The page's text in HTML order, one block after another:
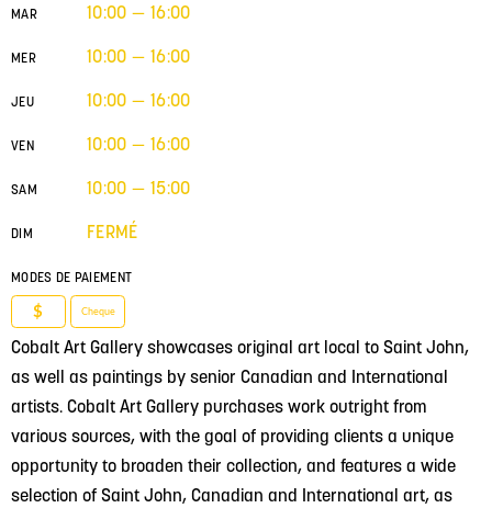
Cobalt Art Gallery showcases original art local to Saint John,
as well as paintings by senior Canadian and International
artists. Cobalt Art Gallery purchases work outright from
various sources, with the goal of providing clients a unique
opportunity to broaden their collection, and features a wide
selection of Saint John, Canadian and International art, as
MAR 10:00 — 16:00
MER 10:00 — 16:00
JEU 10:00 — 16:00
VEN 10:00 — 16:00
SAM 10:00 — 15:00
DIM FERMÉ
MODES DE PAIEMENT
$ Cheque